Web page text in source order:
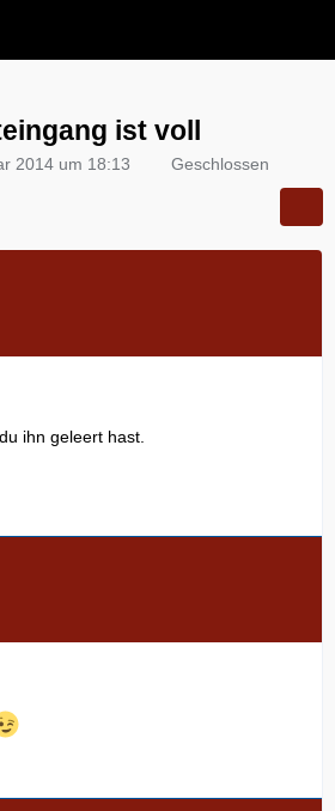
ist voll
2014 um 18:13 Geschlossen
ihn geleert hast.